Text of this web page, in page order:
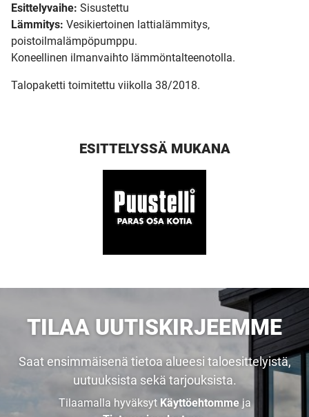
Esittelyvaihe: Sisustettu
Lämmitys: Vesikiertoinen lattialämmitys,
poistoilmalämpöpumppu.
Koneellinen ilmanvaihto lämmöntalteenotolla.
Talopaketti toimitettu viikolla 38/2018.
ESITTELYSSÄ MUKANA
TILAA UUTISKIRJEEMME
Saat ensimmäisenä tietoa alueesi taloesittelyistä,
uutuuksista sekä tarjouksista.
Tilaamalla hyväksyt Käyttöehtommeja